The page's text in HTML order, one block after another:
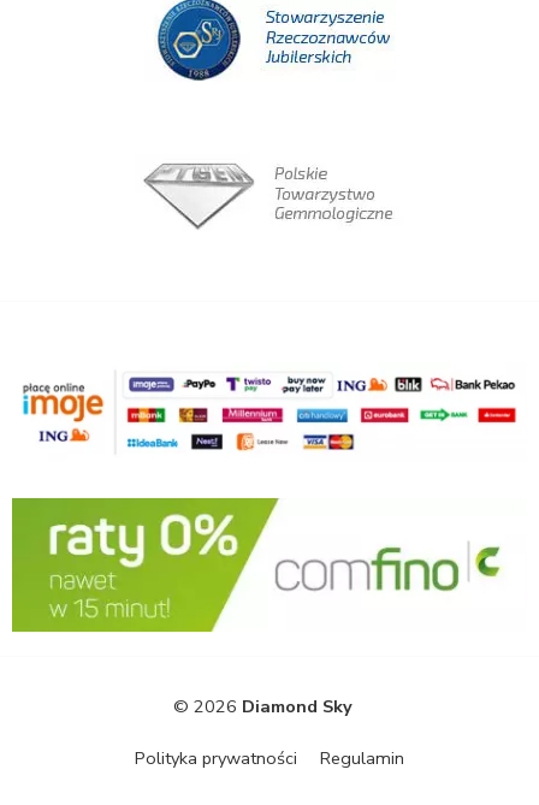
© 2026 Diamond Sky
Polityka prywatności Regulamin